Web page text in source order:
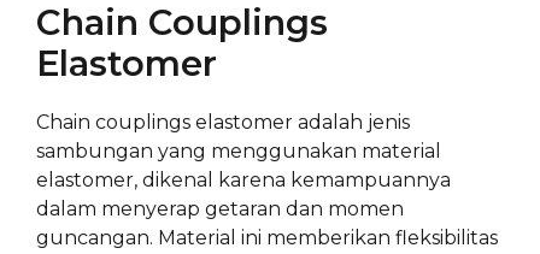
Chain Couplings
Elastomer
Chain couplings elastomer adalah jenis
sambungan yang menggunakan material
elastomer, dikenal karena kemampuannya
dalam menyerap getaran dan momen
guncangan. Material ini memberikan fleksibilitas